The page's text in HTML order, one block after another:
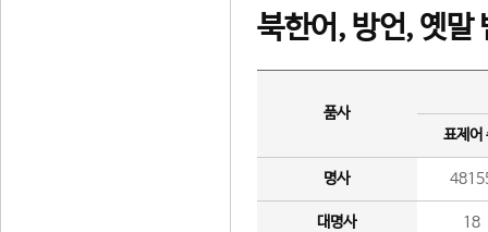
북한어, 방언, 옛말
품사
표제어
명사
대명사 18